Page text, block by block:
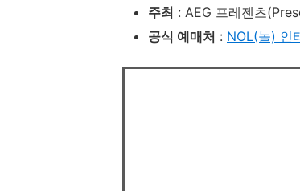
주최 : AEG 프레젠츠
공식 예매처 : NOL(놀) 인